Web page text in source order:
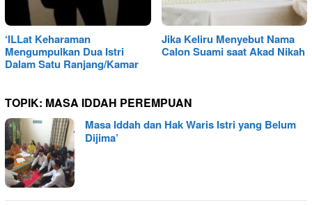
‘ILLat Keharaman
Mengumpulkan Dua Istri
Dalam Satu Ranjang/Kamar
Jika Keliru Menyebut Nama
Calon Suami saat Akad Nikah
TOPIK: MASA IDDAH PEREMPUAN
Masa Iddah dan Hak Waris Istri yang Belum
Dijima’